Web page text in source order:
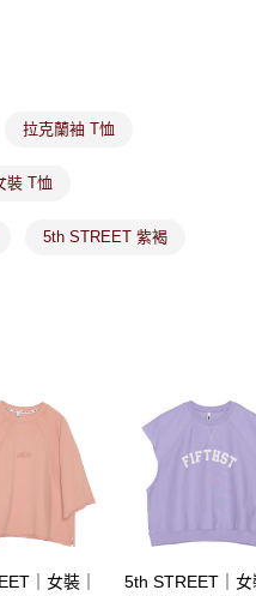
，並將交易相關給付款項請求債
網址：
引起之損失，本公司不負相關責
個別帳號之用戶狀況，依本公司即
註冊。若發現惡意使用之情形，
拉克蘭袖 T恤
裝 T恤
5th STREET 紫褐
｜女裝｜
5th STREET｜女